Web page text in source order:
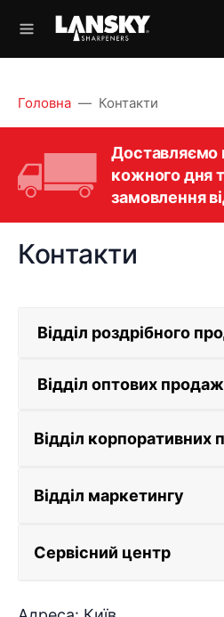
Головна Контакти
Доставляємо
кожного дня
замовлення
Контакти
Відділ роздрібного
Відділ оптових
Відділ корпоративних
Відділ маркетингу
Сервісний центр